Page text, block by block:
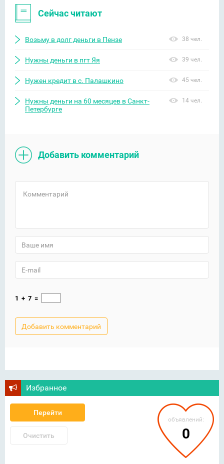
Сейчас читают
Возьму в долг деньги в Пензе 38 чел.
Нужны деньги в пгт Яя 39 чел.
Нужен кредит в с. Палашкино 45 чел.
Нужны деньги на 60 месяцев в Санкт-
Петербурге
14 чел.
Добавить комментарий
1 + 7 =
Избранное
Перейти
Очистить
объявлений:
0